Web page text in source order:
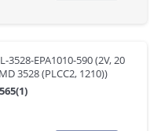
3528-EPA1010-590 (2V, 20
3528 (PLCC2, 1210))